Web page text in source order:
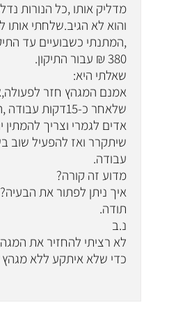
מדליק אותו ,כל הנורות
והוא לא הגיב.שלחתי אותו
,המתנתי כשבועיים עד
380 ₪ עבור התיקון.
שאלתי היא:
אמנם המגהץ חזר
שלאחר כ-15דקות
אדים לגמרי וצריך
שיתקרר ואז להפעיל שוב
עבודה.
מדוע זה קורה?
איך ניתן לפתור את הבעיה?
תודה.
נ.ב
לא רציתי להחזיר את
כדי שלא איתקע ללא מגהץ